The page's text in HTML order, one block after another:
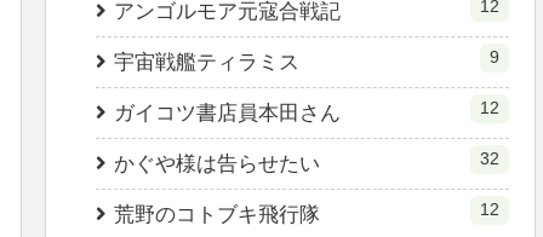
アンゴルモア元寇合戦記 12
宇宙戦艦ティラミス 9
ガイコツ書店員本田さん 12
かぐや様は告らせたい 32
荒野のコトブキ飛行隊 12